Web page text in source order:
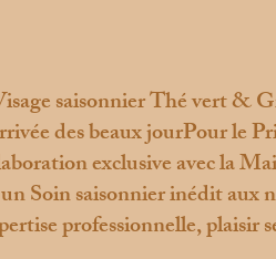
saisonnier Thé vert &
des beaux jourPour le
exclusive avec la
Soin saisonnier inédit aux
professionnelle, plaisir